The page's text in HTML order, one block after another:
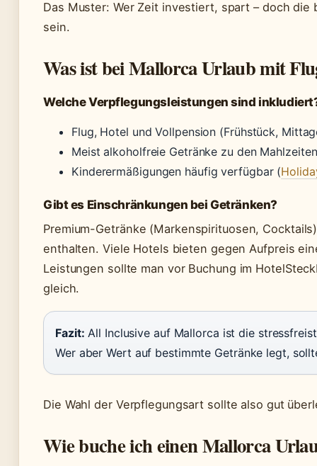
Das Muster: Wer Zeit investiert, spart – doch
sein.
Was ist bei Mallorca Urlaub mit
Welche Verpflegungsleistungen sind
Flug, Hotel und Vollpension (Frühstück,
Meist alkoholfreie Getränke zu den Mahlzeiten
Kinderermäßigungen häufig verfügbar (
Gibt es Einschränkungen bei Getränken?
Premium-Getränke (Markenspirituosen,
enthalten. Viele Hotels bieten gegen Aufpreis
Leistungen sollte man vor Buchung im
gleich.
Fazit: All Inclusive auf Mallorca ist die
Wer aber Wert auf bestimmte Getränke legt,
Die Wahl der Verpflegungsart sollte also gut
Wie buche ich einen Mallorca